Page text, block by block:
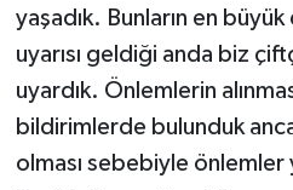
yaşadık. Bunların en
uyarısı geldiği anda biz
uyardık. Önlemlerin
bildirimlerde bulunduk
olması sebebiyle önlemler